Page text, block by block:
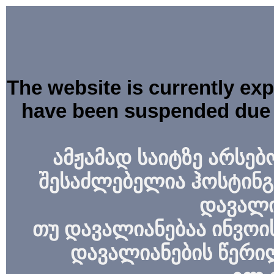
The website is currently
have been suspended
ამჟამად საიტზე
შესაძლებელია
თუ დავალიანებაა
დავალიანების